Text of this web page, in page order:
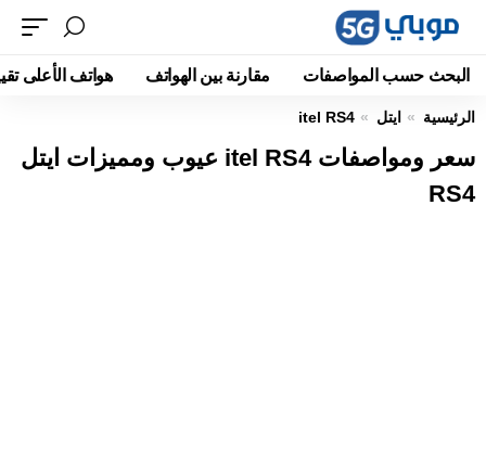
البحث حسب المواصفات مقارنة بين الهواتف هواتف الأعلى
الرئيسية ايتل itel RS4
سعر ومواصفات itel RS4 عيوب ومميزات ايتل
RS4